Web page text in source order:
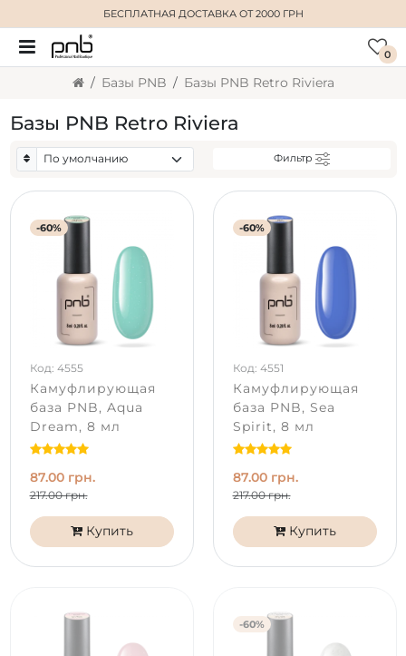
БЕСПЛАТНАЯ ДОСТАВКАОТ 2000 ГРН
0
Базы PNB Базы PNB Retro Riviera
Базы PNB Retro Riviera
Фильтр
-60%
Код: 4555
Камуфлирующая
база PNB, Aqua
Dream, 8 мл
87.00 грн.
217.00 грн.
Купить
-60%
Код: 4551
Камуфлирующая
база PNB, Sea
Spirit, 8 мл
87.00 грн.
217.00 грн.
Купить
-60%